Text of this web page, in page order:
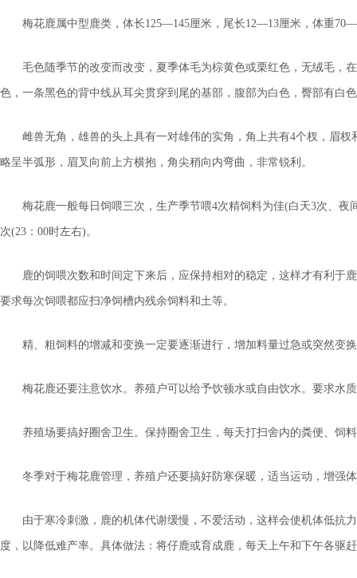
梅花鹿属中型鹿类，体长125—145厘米，尾长12—13厘米，体重
毛色随季节的改变而改变，夏季体毛为棕黄色或栗红色，无绒毛，
色，一条黑色的背中线从耳尖贯穿到尾的基部，腹部为白色，臀部有白
雌兽无角，雄兽的头上具有一对雄伟的实角，角上共有4个杈，眉
略呈半弧形，眉叉向前上方横抱，角尖稍向内弯曲，非常锐利。
梅花鹿一般每日饲喂三次，生产季节喂4次精饲料为佳(白天3次、夜
次(23：00时左右)。
鹿的饲喂次数和时间定下来后，应保持相对的稳定，这样才有利于
要求每次饲喂都应扫净饲槽内残余饲料和土等。
精、粗饲料的增减和变换一定要逐渐进行，增加料量过急或突然变
梅花鹿还要注意饮水。养殖户可以给予饮顿水或自由饮水。要求水
养殖场要搞好圈舍卫生。保持圈舍卫生，每天打扫舍内的粪便、饲
冬季对于梅花鹿管理，养殖户还要搞好防寒保暖，适当运动，增强
由于寒冷刺激，鹿的机体代谢缓慢，不爱活动，这样会使机体低抗
度，以降低难产率。具体做法：将仔鹿或育成鹿，每天上午和下午各驱